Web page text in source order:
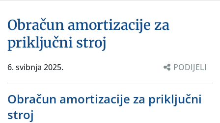
Obračun amortizacije za
priključni stroj
6. svibnja 2025. PODIJELI
Obračun amortizacije za priključni
stroj